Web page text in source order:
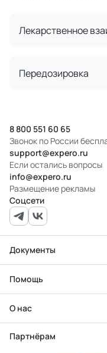
Лекарственное
Передозировка
8 800 551 60 65
Звонок по России
support@expero.ru
Если остались вопросы
info@expero.ru
Размещение рекламы
Соцсети
Документы
Помощь
О нас
Партнёрам